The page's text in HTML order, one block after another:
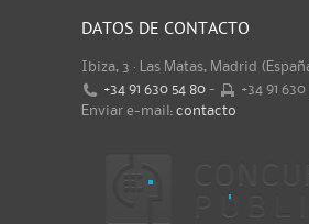
DATOS DE CONTACTO
Ibiza, 3 · Las Matas, Madrid
+34 91 630 54 80 -
+34 91
Enviar e-mail: contacto